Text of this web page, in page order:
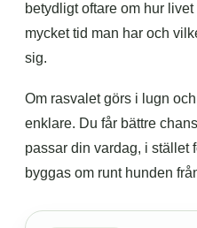
betydligt oftare om hur
mycket tid man har och
sig.
Om rasvalet görs i lugn
enklare. Du får bättre
passar din vardag, i stället
byggas om runt hunden